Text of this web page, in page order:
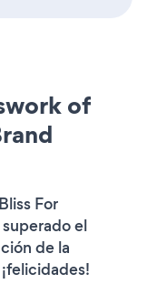
of
For
el
de la